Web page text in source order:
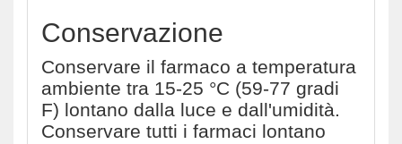
Conservazione
Conservare il farmaco a temperatura
ambiente tra 15-25 °C (59-77 gradi
F) lontano dalla luce e dall'umidità.
Conservare tutti i farmaci lontano